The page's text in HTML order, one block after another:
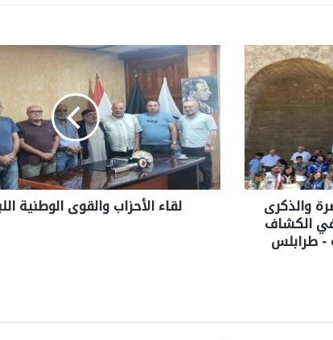
والذكرى
في الكشاف
- طرابلس
لقاء الأحزاب والقوى الوطنية